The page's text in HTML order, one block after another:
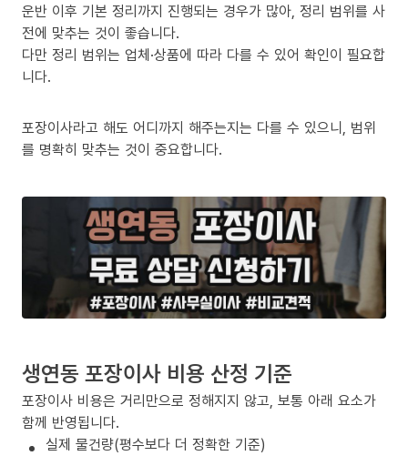
운반 이후 기본 정리까지 진행되는 경우가 많아, 정리 범위를 사
전에 맞추는 것이 좋습니다.
다만 정리 범위는 업체·상품에 따라 다를 수 있어 확인이 필요합
니다.
포장이사라고 해도 어디까지 해주는지는 다를 수 있으니, 범위
를 명확히 맞추는 것이 중요합니다.
생연동 포장이사 비용 산정 기준
포장이사 비용은 거리만으로 정해지지 않고, 보통 아래 요소가
함께 반영됩니다.
실제 물건량(평수보다 더 정확한 기준)